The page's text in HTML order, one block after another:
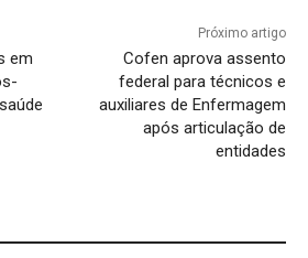
em
Próximo artigo
Cofen aprova assento
federal para técnicos e
auxiliares de Enfermagem
após articulação de
entidades